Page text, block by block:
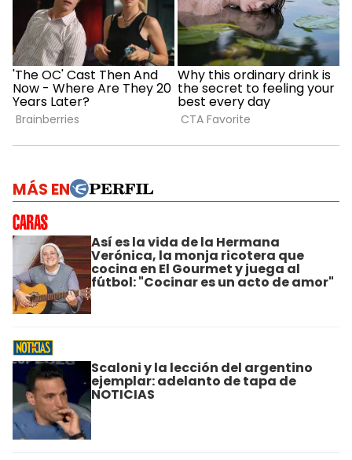
MÁS EN
Así es la vida de la Hermana
Verónica, la monja ricotera que
cocina en El Gourmet y juega al
fútbol: "Cocinar es un acto de amor"
Scaloni y la lección del argentino
ejemplar: adelanto de tapa de
NOTICIAS